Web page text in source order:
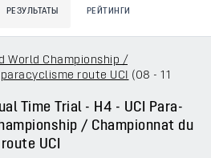
РЕЗУЛЬТАТЫ РЕЙТИНГИ
World Championship /
route UCI ( 08 - 11
Time Trial - H4 - UCI Para-
/ Championnat du
UCI